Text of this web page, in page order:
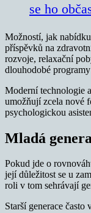
se ho
Možností, jak
příspěvků na
rozvoje, relaxační
dlouhodobé
Moderní technologie
umožňují zcela nové
psychologickou
Mladá
Pokud jde o
její důležitost se u
roli v tom sehrávají
Starší generace